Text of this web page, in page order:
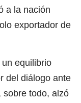
a la nación
exportador de
equilibrio
del diálogo ante
sobre todo, alzó